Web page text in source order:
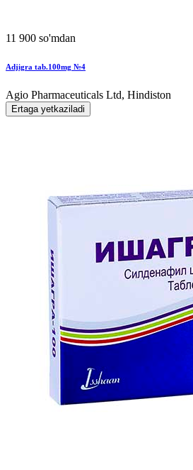
11 900 so'mdan
Adjigra tab.100mg №4
Agio Pharmaceuticals Ltd, Hindiston
Ertaga yetkaziladi